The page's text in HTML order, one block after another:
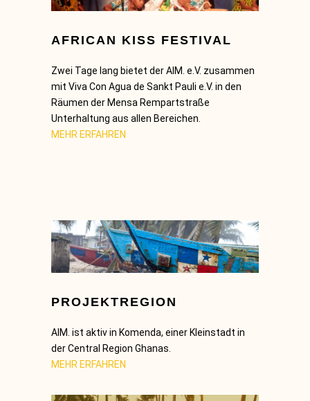
AFRICAN KISS FESTIVAL
Zwei Tage lang bietet der AIM. e.V. zusammen
mit Viva Con Agua de Sankt Pauli e.V. in den
Räumen der Mensa Rempartstraße
Unterhaltung aus allen Bereichen.
MEHR ERFAHREN
PROJEKTREGION
AIM. ist aktiv in Komenda, einer Kleinstadt in
der Central Region Ghanas.
MEHR ERFAHREN